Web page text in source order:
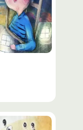
محتوى